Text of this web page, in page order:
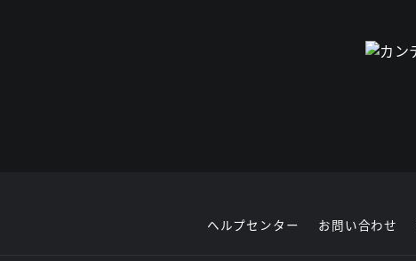
ヘルプセンター お問い合わせ